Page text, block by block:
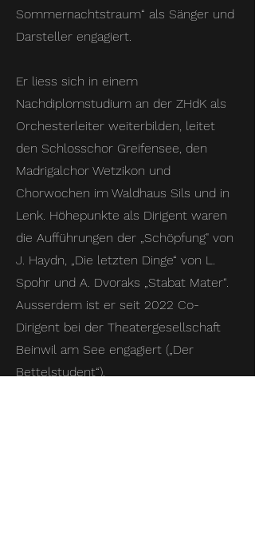
Sommernachtstraum“ als Sänger und
Darsteller engagiert.
Er liess sich in einem
Nachdiplomstudium an der ZHdK als
Orchesterleiter weiterbilden, leitet
den Schlosschor Greifensee, den
Madrigalchor Wetzikon und
Chorwochen im Waldhaus Sils und in
Lenk. Höhepunkte als Dirigent waren
die Aufführungen der „Schöpfung" von
J. Haydn, „Die letzten Dinge“ von L.
Spohr und A. Dvoraks „Stabat Mater“.
Ausserdem ist er seit 2022 Co-
Dirigent bei der Theatergesellschaft
Beinwil am See engagiert („Der
Bettelstudent“).